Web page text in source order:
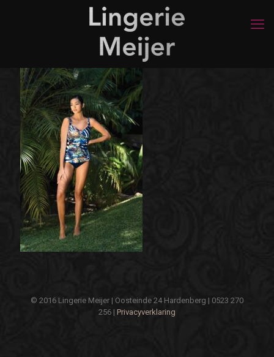
© 2016 Lingerie Meijer | Oosteinde 24 Hardenberg | 0523 270
256 | Privacyverklaring